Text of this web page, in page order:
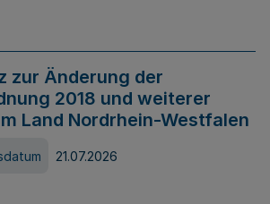
zur Änderung der
2018 und weiterer
Land Nordrhein-Westfalen
21.07.2026